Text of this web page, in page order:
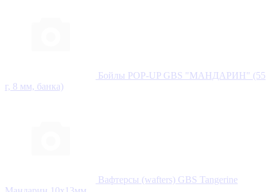
Бойлы POP-UP GBS "МАНДАРИН" (55
г, 8 мм, банка)
Вафтерсы (wafters) GBS Tangerine